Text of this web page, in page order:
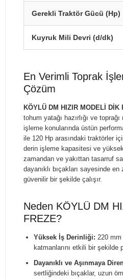
Gerekli Traktör Gücü (Hp)
Kuyruk Mili Devri (d/dk)
En Verimli Toprak
Çözüm
KÖYLÜ DM HIZIR MODELİ DİK
tohum yatağı hazırlığı ve
işleme konularında üstün
ile 120 Hp arasındaki traktörler
derin işleme kapasitesi ve
zamandan ve yakıttan tasarruf
dayanıklı bıçakları sayesinde
güvenilir bir şekilde çalışır.
Neden KÖYLÜ DM
FREZE?
Yüksek İş Derinliği: 220 mm
katmanlarını etkili bir şekilde
Dayanıklı ve Aşınmaya
sertliğindeki bıçaklar, uzun